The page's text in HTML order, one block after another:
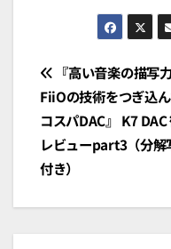
投
稿
ナ
ビ
『高い音楽の描写力
FiiOの技術をつぎ込
コスパDAC』 K7 DAC
レビューpart3（分解
付き）